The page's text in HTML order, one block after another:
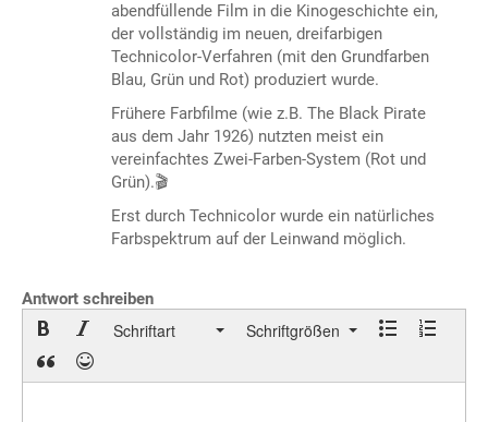
abendfüllende Film in die Kinogeschichte ein,
der vollständig im neuen, dreifarbigen
Technicolor-Verfahren (mit den Grundfarben
Blau, Grün und Rot) produziert wurde.
Frühere Farbfilme (wie z.B. The Black Pirate
aus dem Jahr 1926) nutzten meist ein
vereinfachtes Zwei-Farben-System (Rot und
Grün).🎬
Erst durch Technicolor wurde ein natürliches
Farbspektrum auf der Leinwand möglich.
Antwort schreiben
Schriftart Schriftgrößen